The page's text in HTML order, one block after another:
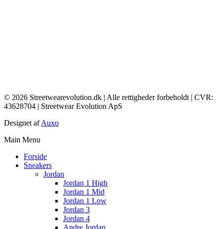
© 2026 Streetwearevolution.dk | Alle rettigheder forbeholdt | CVR:
43628704 | Streetwear Evolution ApS
Designet afAuxo
Main Menu
Forside
Sneakers
Jordan
Jordan 1 High
Jordan 1 Mid
Jordan 1 Low
Jordan 3
Jordan 4
Andre Jordan